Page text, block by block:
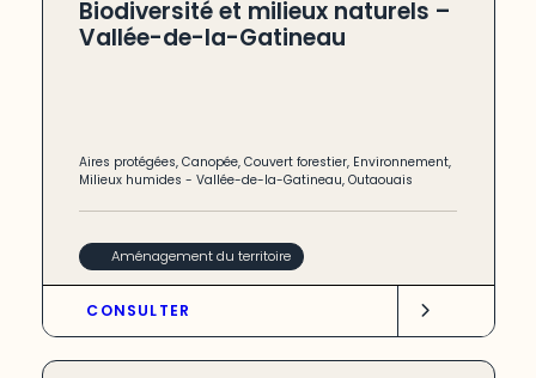
Biodiversité et milieux naturels –
Vallée-de-la-Gatineau
Aires protégées,Canopée,Couvert forestier, Environnement,
Milieux humides -Vallée-de-la-Gatineau,Outaouais
Aménagement du territoire
CONSULTER